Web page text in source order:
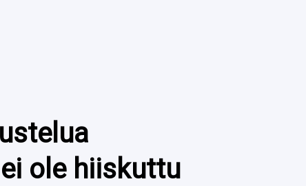
ole hiiskuttu